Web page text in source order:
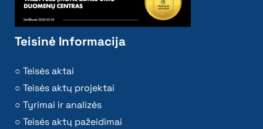
Teisinė Informacija
Teisės aktai
Teisės aktų projektai
Tyrimai ir analizės
Teisės aktų pažeidimai